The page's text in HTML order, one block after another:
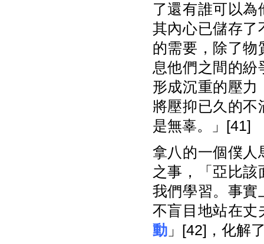
了還有誰可以
其內心已儲存了
的需要，除了物
息他們之間的紛
形成沉重的壓力
將壓抑已久的不
是無辜。」[41]
拿八的一個僕人
之事，「亞比
我們學習。事實
不盲目地站在丈
動」[42]，化解